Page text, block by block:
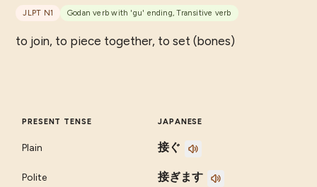
JLPT N1 Godan verb with 'gu' ending, Transitive verb
to join, to piece together, to set (bones)
PRESENT TENSE JAPANESE
Plain 接ぐ
Polite 接ぎます